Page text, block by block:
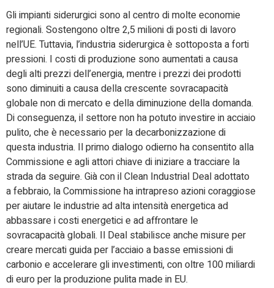
Gli impianti siderurgici sono al centro di molte economie
regionali. Sostengono oltre 2,5 milioni di posti di lavoro
nell’UE. Tuttavia, l’industria siderurgica è sottoposta a forti
pressioni. I costi di produzione sono aumentati a causa
degli alti prezzi dell’energia, mentre i prezzi dei prodotti
sono diminuiti a causa della crescente sovracapacità
globale non di mercato e della diminuzione della domanda.
Di conseguenza, il settore non ha potuto investire in acciaio
pulito, che è necessario per la decarbonizzazione di
questa industria. Il primo dialogo odierno ha consentito alla
Commissione e agli attori chiave di iniziare a tracciare la
strada da seguire. Già con il Clean Industrial Deal adottato
a febbraio, la Commissione ha intrapreso azioni coraggiose
per aiutare le industrie ad alta intensità energetica ad
abbassare i costi energetici e ad affrontare le
sovracapacità globali. Il Deal stabilisce anche misure per
creare mercati guida per l’acciaio a basse emissioni di
carbonio e accelerare gli investimenti, con oltre 100 miliardi
di euro per la produzione pulita made in EU.